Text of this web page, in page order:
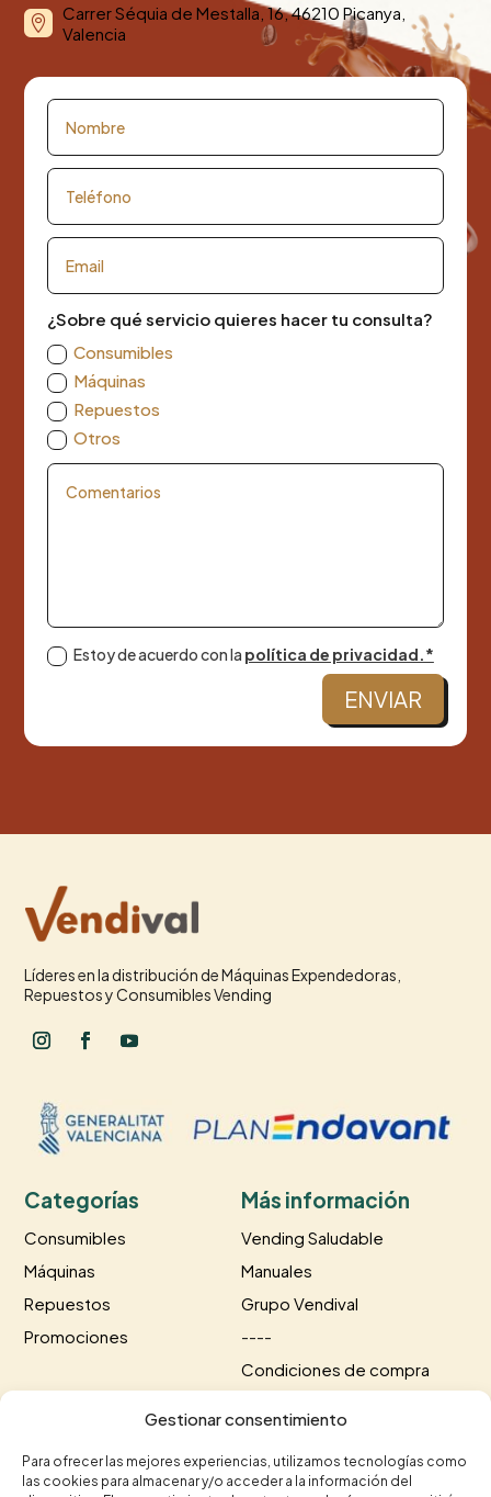
Gestionar consentimiento
Para ofrecer las mejores experiencias, utilizamos tecnologías como
las cookies para almacenar y/o acceder a la información del

Carrer Séquia de Mestalla, 16, 46210 Picanya,
Valencia
¿Sobre qué servicio quieres hacer tu consulta?
Consumibles
Máquinas
Repuestos
Otros
Estoy de acuerdo con la política de privacidad.*
ENVIAR
Líderes en la distribución de Máquinas Expendedoras,
Repuestos y Consumibles Vending
Categorías
Consumibles
Máquinas
Repuestos
Promociones
Más información
Vending Saludable
Manuales
Grupo Vendival
----
Condiciones de compra